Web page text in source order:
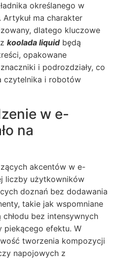
określanego w
. Artykuł ma charakter
dlatego kluczowe
koolada liquidbędą
opakowane
i podrozdziały, co
czytelnika i robotów
w e-
na
akcentów w e-
liczby użytkowników
doznań bez dodawania
takie jak wspomniane
bez intensywnych
piekącego efektu. W
tworzenia kompozycji
napojowych z